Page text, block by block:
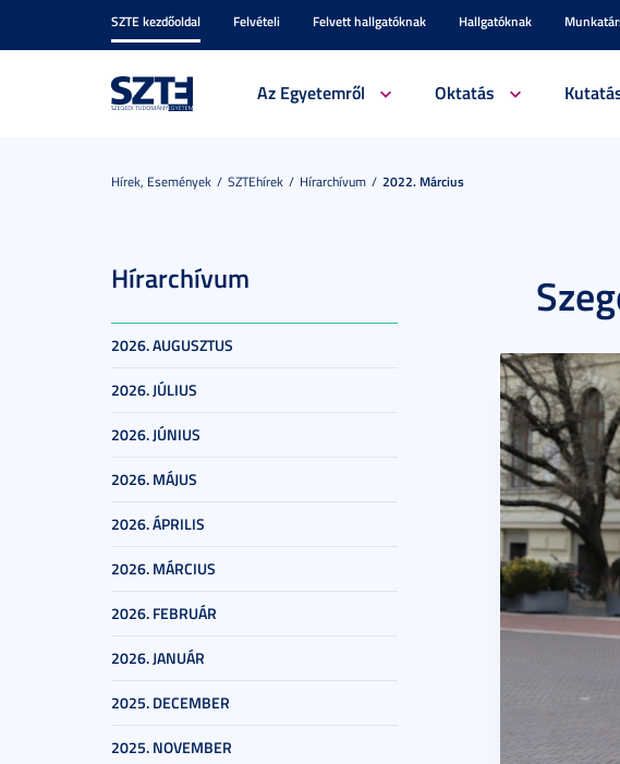
SZTE kezdőoldal Felvételi Felvett hallgatóknak Hallgatóknak
Az Egyetemről Oktatás
Hírek, Események SZTEhírek Hírarchívum 2022. Március
Hírarchívum
2026. AUGUSZTUS
2026. JÚLIUS
2026. JÚNIUS
2026. MÁJUS
2026. ÁPRILIS
2026. MÁRCIUS
2026. FEBRUÁR
2026. JANUÁR
2025. DECEMBER
2025. NOVEMBER